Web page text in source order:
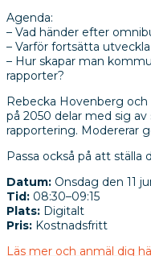
Agenda:
– Vad händer efter
– Varför fortsätta
– Hur skapar man
rapporter?
Rebecka Hovenberg
på 2050 delar med sig
rapportering. Modererar
Passa också på att ställa
Datum: Onsdag den 11
Tid: 08:30–09:15
Plats: Digitalt
Pris: Kostnadsfritt
Läs mer och anmäl dig